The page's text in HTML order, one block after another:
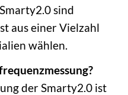
sind
aus einer Vielzahl
wählen.
der Smarty2.0 ist